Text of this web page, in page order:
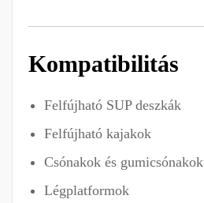
Kompatibilitás
Felfújható SUP deszkák
Felfújható kajakok
Csónakok és gumicsónakok
Légplatformok